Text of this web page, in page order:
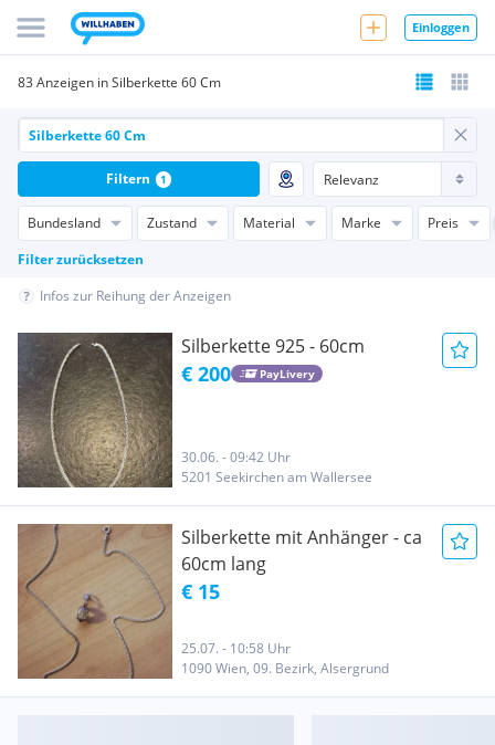
Einloggen
83 Anzeigen in Silberkette 60 Cm
Bundesland Zustand Material Marke
Preis
Filter zurücksetzen
Filtern 1
Infos zur Reihung der Anzeigen
Silberkette 925 - 60cm
€ 200 PayLivery
30.06. - 09:42 Uhr
5201 Seekirchen am Wallersee
Silberkette mit Anhänger - ca
60cm lang
€ 15
25.07. - 10:58 Uhr
1090 Wien, 09. Bezirk, Alsergrund